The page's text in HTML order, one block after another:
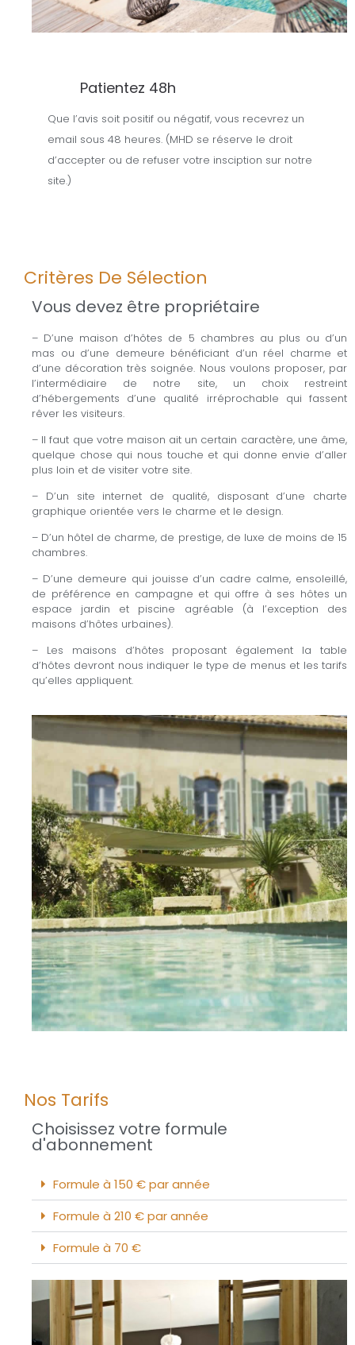
Patientez 48h
Que l’avis soit positif ou négatif, vous recevrez un
email sous 48 heures. (MHD se réserve le droit
d’accepter ou de refuser votre insciption sur notre
site.)
Critères De Sélection
Vous devez être propriétaire
– D’une maison d’hôtes de 5 chambres au plus ou d’un
mas ou d’une demeure bénéficiant d’un réel charme et
d’une décoration très soignée. Nous voulons proposer, par
l’intermédiaire de notre site, un choix restreint
d’hébergements d’une qualité irréprochable qui fassent
rêver les visiteurs.
– Il faut que votre maison ait un certain caractère, une âme,
quelque chose qui nous touche et qui donne envie d’aller
plus loin et de visiter votre site.
– D’un site internet de qualité, disposant d’une charte
graphique orientée vers le charme et le design.
– D’un hôtel de charme, de prestige, de luxe de moins de 15
chambres.
– D’une demeure qui jouisse d’un cadre calme, ensoleillé,
de préférence en campagne et qui offre à ses hôtes un
espace jardin et piscine agréable (à l’exception des
maisons d’hôtes urbaines).
– Les maisons d’hôtes proposant également la table
d’hôtes devront nous indiquer le type de menus et les tarifs
qu’elles appliquent.
Nos Tarifs
Choisissez votre formule
d'abonnement
Formule à 150 € par année
Formule à 210 € par année
Formule à 70 €